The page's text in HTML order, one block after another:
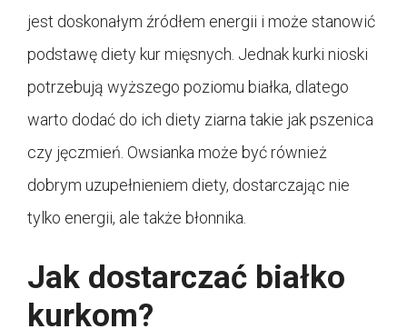
jest doskonałym źródłem energii i może stanowić
podstawę diety kur mięsnych. Jednak kurki nioski
potrzebują wyższego poziomu białka, dlatego
warto dodać do ich diety ziarna takie jak pszenica
czy jęczmień. Owsianka może być również
dobrym uzupełnieniem diety, dostarczając nie
tylko energii, ale także błonnika.
Jak dostarczać białko
kurkom?